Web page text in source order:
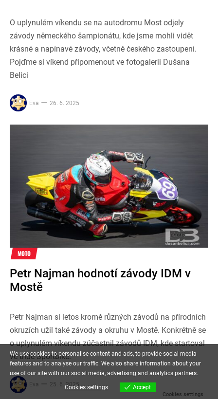
O uplynulém víkendu se na autodromu Most odjely
závody německého šampionátu, kde jsme mohli vidět
krásné a napínavé závody, včetně českého zastoupení.
Pojďme si víkend připomenout ve fotogalerii Dušana
Belici
Eva 26. 6. 2025
MOTO
Petr Najman hodnotí závody IDM v
Mostě
Petr Najman si letos kromě různých závodů na přírodních
okruzích užil také závody a okruhu v Mostě. Konkrétně se
o uplynulém víkendu zúčastnil závodů IDM, kde startoval
ve třídě Sportbike.
Eva 25. 6. 2025
We use cookies to personalise content and ads, to provide social media
features and to analyse our traffic. We also share information about your
use of our site with our social media, advertising and analytics partners.
Cookies settings Accept
Cookies settings